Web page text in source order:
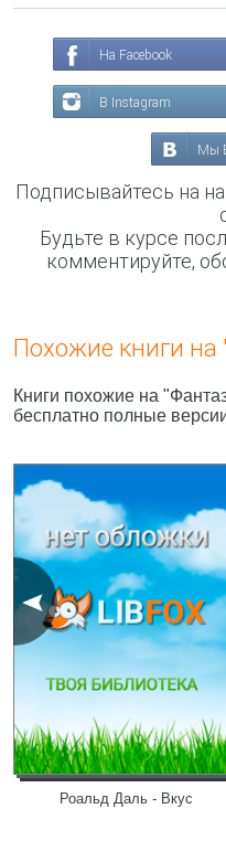
На Facebook
В Instagram
Мы
Подписывайтесь на
Будьте в курсе
комментируйте,
Похожие книги на
Книги похожие на
бесплатно полные
Роальд Даль - Вкус